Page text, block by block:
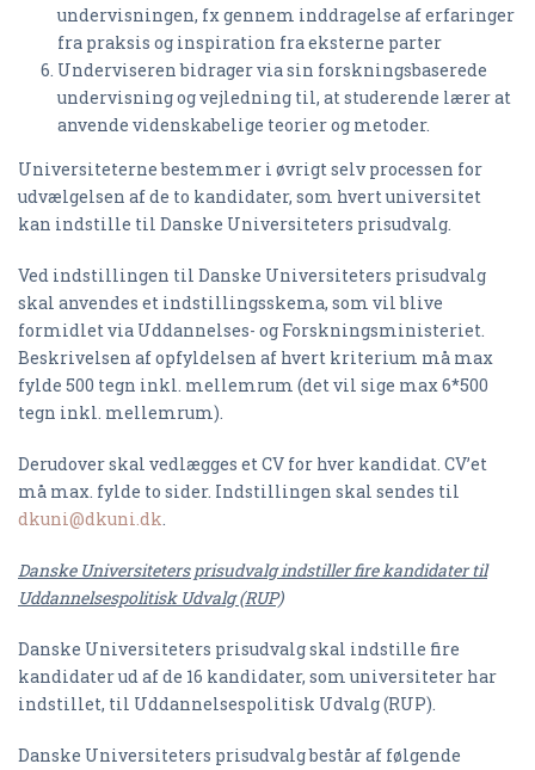
undervisningen, fx gennem inddragelse af erfaringer
fra praksis og inspiration fra eksterne parter
Underviseren bidrager via sin forskningsbaserede
undervisning og vejledning til, at studerende lærer at
anvende videnskabelige teorier og metoder.
Universiteterne bestemmer i øvrigt selv processen for
udvælgelsen af de to kandidater, som hvert universitet
kan indstille til Danske Universiteters prisudvalg.
Ved indstillingen til Danske Universiteters prisudvalg
skal anvendes et indstillingsskema, som vil blive
formidlet via Uddannelses- og Forskningsministeriet.
Beskrivelsen af opfyldelsen af hvert kriterium må max
fylde 500 tegn inkl. mellemrum (det vil sige max 6*500
tegn inkl. mellemrum).
Derudover skal vedlægges et CV for hver kandidat. CV’et
må max. fylde to sider. Indstillingen skal sendes til
dkuni@dkuni.dk.
Danske Universiteters prisudvalg indstiller fire kandidater til
Uddannelsespolitisk Udvalg (RUP)
Danske Universiteters prisudvalg skal indstille fire
kandidater ud af de 16 kandidater, som universiteter har
indstillet, til Uddannelsespolitisk Udvalg (RUP).
Danske Universiteters prisudvalg består af følgende